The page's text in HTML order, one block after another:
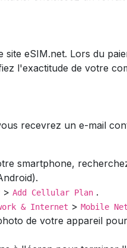
eSIM.net. Lors du
l'exactitude de votre
recevrez un e-mail
smartphone,
> Add Cellular Plan .
& Internet > Mobile
de votre appareil